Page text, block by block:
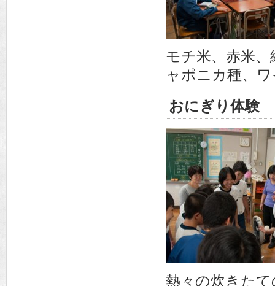
モチ米、赤米
ャポニカ種、
おにぎり体験
熱々の炊きた